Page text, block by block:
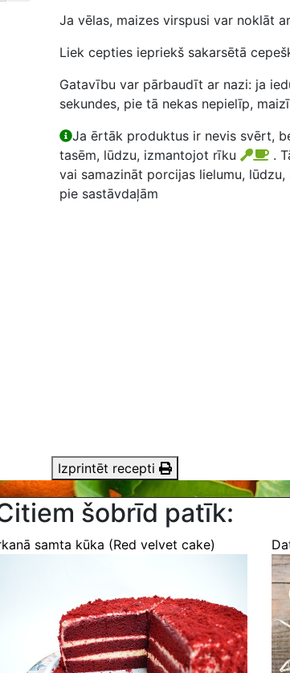
Ja vēlas, maizes virspusi var noklāt
Liek cepties iepriekš sakarsētā
Gatavību var pārbaudīt ar nazi: ja
sekundes, pie tā nekas nepielīp,
Ja ērtāk produktus ir nevis svērt,
tasēm, lūdzu, izmantojot rīku
.
vai samazināt porcijas lielumu,
pie sastāvdaļām
Izprintēt recepti
šobrīd patīk:
samta kūka (Red velvet cake)